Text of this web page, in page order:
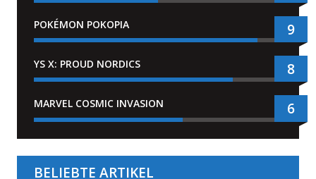
POKÉMON POKOPIA 9
YS X: PROUD NORDICS 8
MARVEL COSMIC INVASION 6
BELIEBTE ARTIKEL